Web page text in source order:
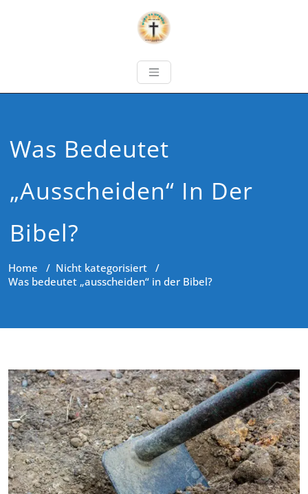
Was Bedeutet
„ausscheiden“ In Der
Bibel?
Home / Nicht kategorisiert /
Was bedeutet „ausscheiden“ in der Bibel?